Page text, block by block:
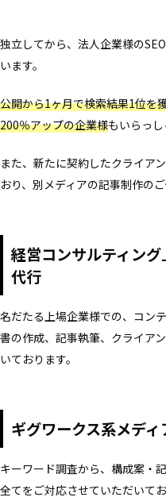
独立してから、法人企業様の
います。
公開から1ヶ月で検索結果1位を
200％アップの企業様もいらっし
また、新たに契約したクライア
おり、別メディアの記事制作の
経営コンサルティン
代行
名だたる上場企業様での、コン
書の作成、記事執筆、クライア
いております。
ギグワークス系メデ
キーワード調査から、構成案・
全てをご対応させていただいてお